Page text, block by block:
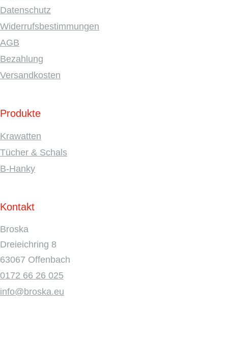
Datenschutz
Widerrufsbestimmungen
AGB
Bezahlung
Versandkosten
Produkte
Krawatten
Tücher & Schals
B-Hanky
Kontakt
Broska
Dreieichring 8
63067 Offenbach
0172 66 26 025
info@broska.eu